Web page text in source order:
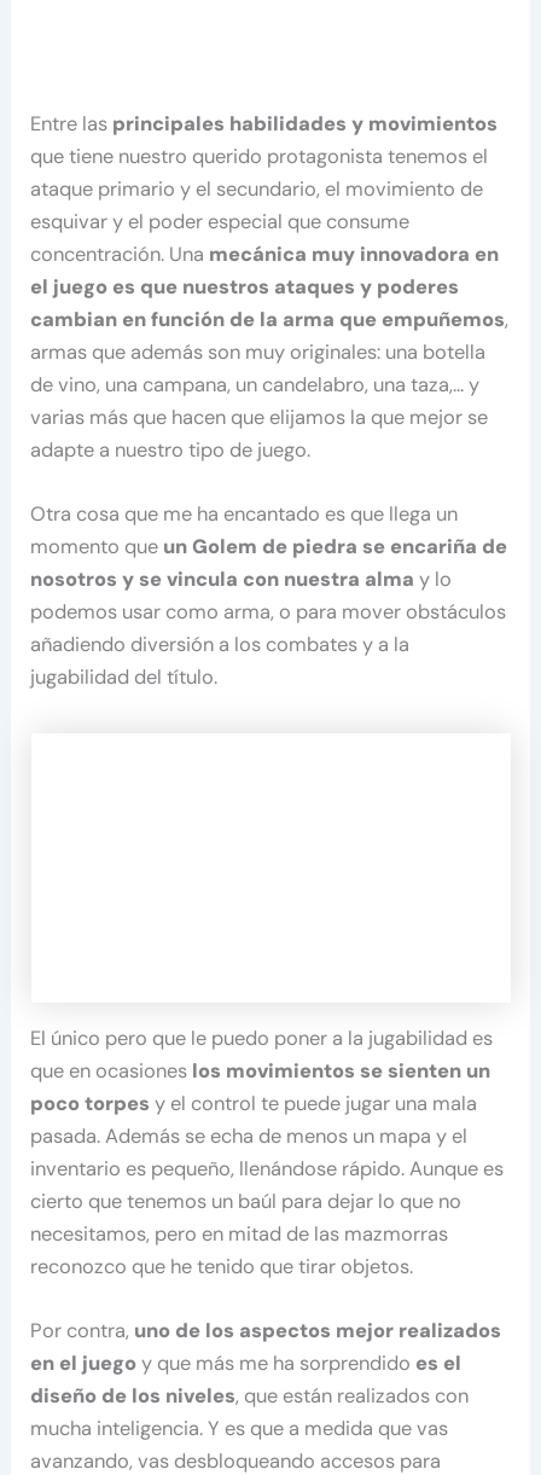
Entre las principales habilidades y movimientos
que tiene nuestro querido protagonista tenemos el
ataque primario y el secundario, el movimiento de
esquivar y el poder especial que consume
concentración. Una mecánica muy innovadora en
el juego es que nuestros ataques y poderes
cambian en función de la arma que empuñemos,
armas que además son muy originales: una botella
de vino, una campana, un candelabro, una taza,… y
varias más que hacen que elijamos la que mejor se
adapte a nuestro tipo de juego.
Otra cosa que me ha encantado es que llega un
momento que un Golem de piedra se encariña de
nosotros y se vincula con nuestra alma y lo
podemos usar como arma, o para mover obstáculos
añadiendo diversión a los combates y a la
jugabilidad del título.
El único pero que le puedo poner a la jugabilidad es
que en ocasiones los movimientos se sienten un
poco torpes y el control te puede jugar una mala
pasada. Además se echa de menos un mapa y el
inventario es pequeño, llenándose rápido. Aunque es
cierto que tenemos un baúl para dejar lo que no
necesitamos, pero en mitad de las mazmorras
reconozco que he tenido que tirar objetos.
Por contra, uno de los aspectos mejor realizados
en el juegoy que más me ha sorprendido es el
diseño de los niveles, que están realizados con
mucha inteligencia. Y es que a medida que vas
avanzando, vas desbloqueando accesos para